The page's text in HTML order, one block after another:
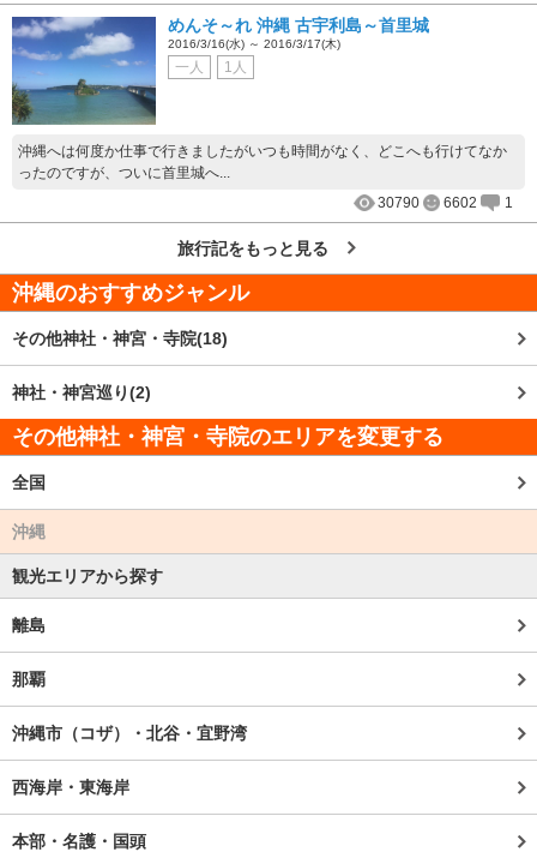
めんそ～れ 沖縄 古宇利島～首里城
2016/3/16(水) ～ 2016/3/17(木)
一人 1人
沖縄へは何度か仕事で行きましたがいつも時間がなく、どこへも行けてなか
ったのですが、ついに首里城へ...
30790
6602 1
旅行記をもっと見る
沖縄のおすすめジャンル
その他神社・神宮・寺院(18)
神社・神宮巡り(2)
その他神社・神宮・寺院のエリアを変更する
全国
沖縄
観光エリアから探す
離島
那覇
沖縄市（コザ）・北谷・宜野湾
西海岸・東海岸
本部・名護・国頭